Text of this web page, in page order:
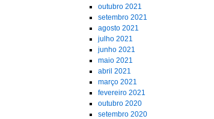
outubro 2021
setembro 2021
agosto 2021
julho 2021
junho 2021
maio 2021
abril 2021
março 2021
fevereiro 2021
outubro 2020
setembro 2020